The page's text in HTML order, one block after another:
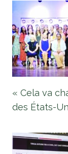
« Cela va
des États-